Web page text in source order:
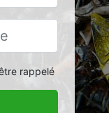
rappelé